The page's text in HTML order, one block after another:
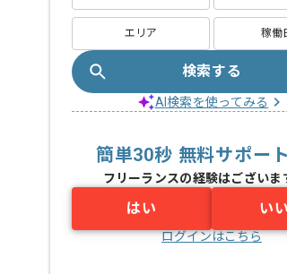
エリア 稼働
検索する
AI検索を使ってみる
簡単30秒 無料サポー
フリーランスの経験はございま
はい い
ログインはこちら